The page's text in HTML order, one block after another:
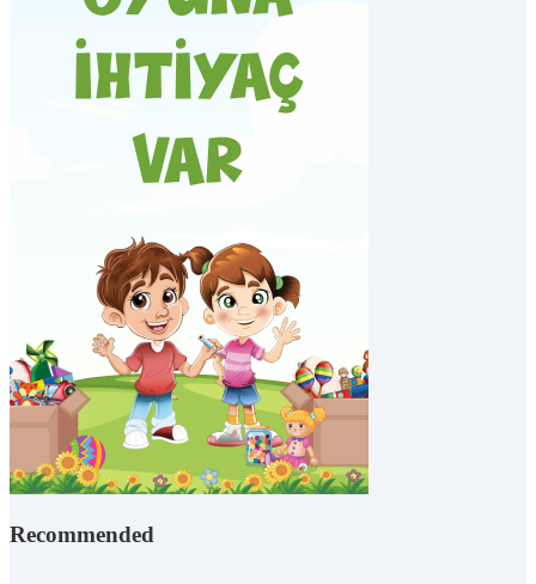
Recommended